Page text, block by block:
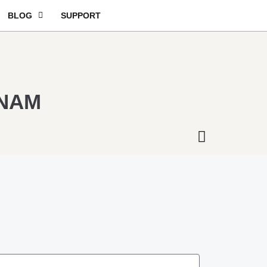
BLOG SUPPORT